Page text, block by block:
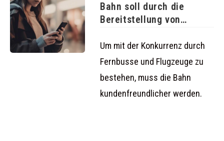
Bahn soll durch die
Bereitstellung von
Um mit der Konkurrenz durch
Fernbusse und Flugzeuge zu
bestehen, muss die Bahn
kundenfreundlicher werden.